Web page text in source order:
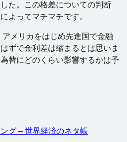
た。この格差についての判断
よってマチマチです。
メリカをはじめ先進国で金融
ずで金利差は縮まるとは思いま
替にどのくらい影響するかは予
グ – 世界経済のネタ帳